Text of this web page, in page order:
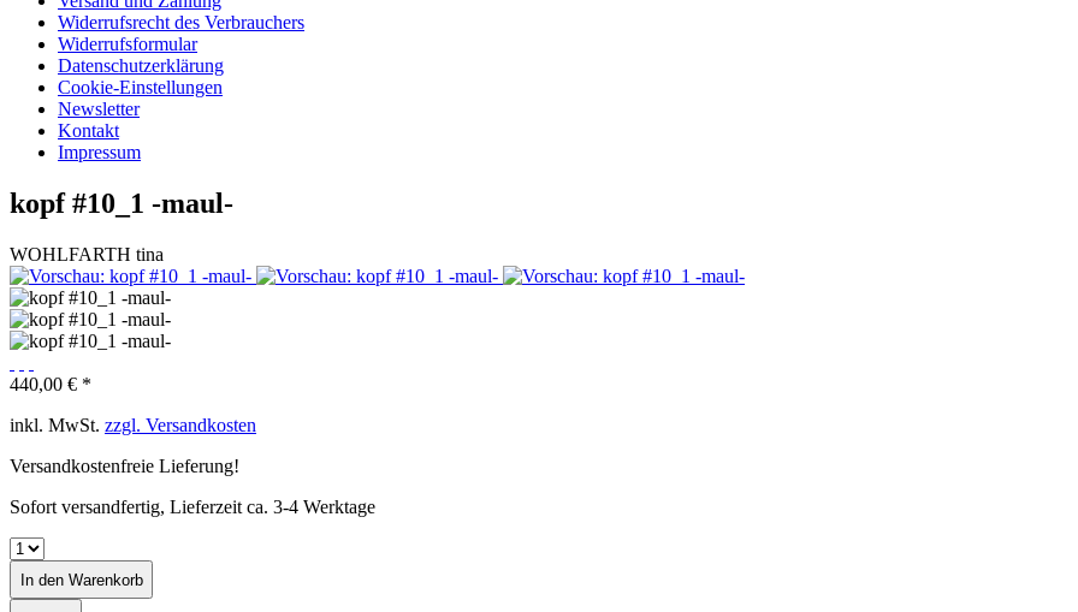
Widerrufsrecht des Verbrauchers
Widerrufsformular
Datenschutzerklärung
Cookie-Einstellungen
Newsletter
Kontakt
Impressum
kopf #10_1 -maul-
WOHLFARTH tina
440,00 € *
inkl. MwSt. zzgl. Versandkosten
Versandkostenfreie Lieferung!
Sofort versandfertig, Lieferzeit ca. 3-4 Werktage
In den Warenkorb